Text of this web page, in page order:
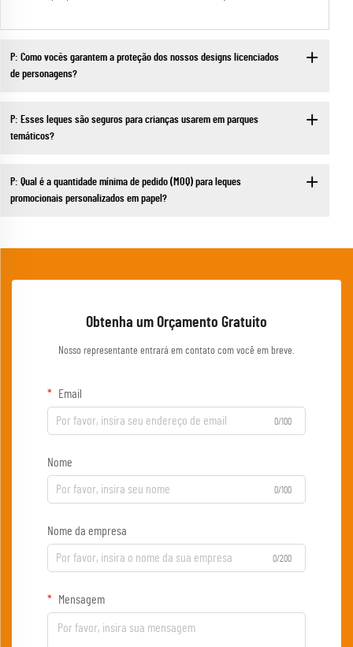
P: Como vocês garantem a proteção dos nossos designs licenciados
de personagens?
P: Esses leques são seguros para crianças usarem em parques
temáticos?
P: Qual é a quantidade mínima de pedido (MOQ) para leques
promocionais personalizados em papel?
Obtenha um Orçamento Gratuito
Nosso representante entrará em contato com você em breve.
Email
0/100
Nome
0/100
Nome da empresa
0/200
Mensagem